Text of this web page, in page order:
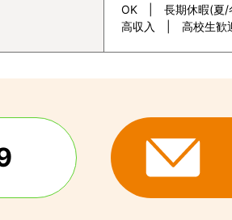
OK | 長期休暇(夏
高収入 | 高校生